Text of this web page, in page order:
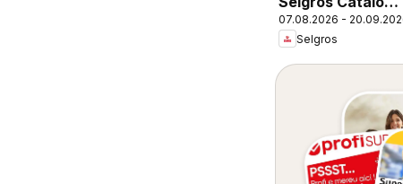
Şcoala
07.08.2026 -
Selgros